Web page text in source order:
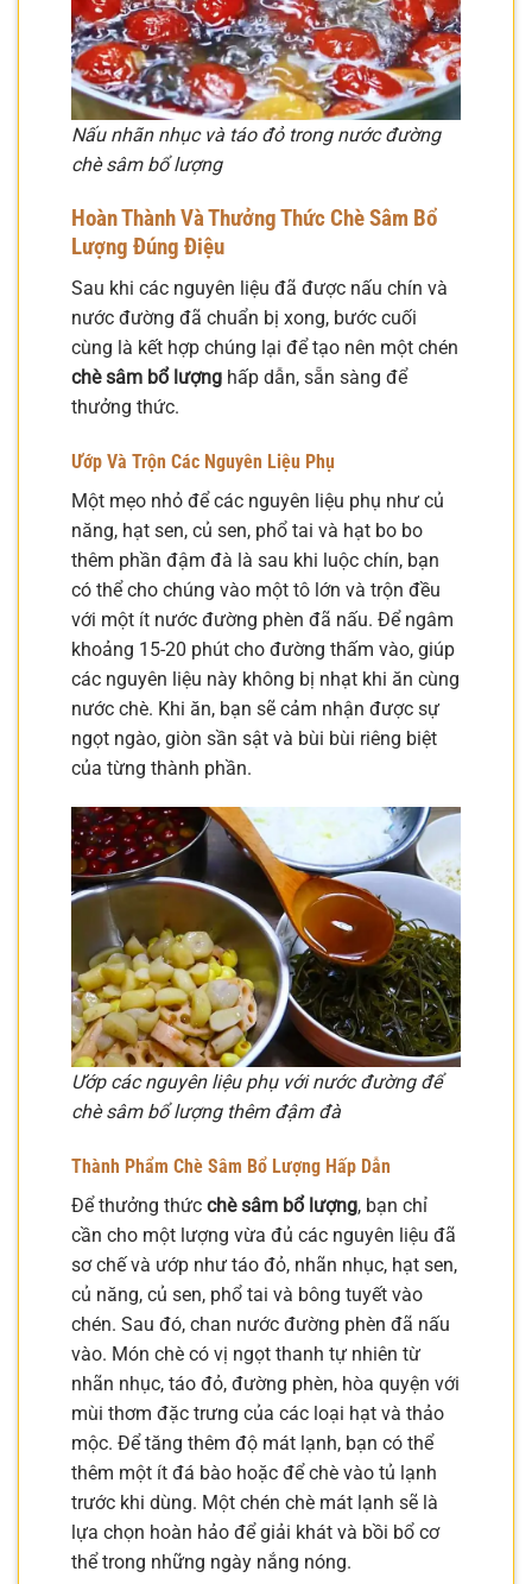
Nấu nhãn nhục và táo đỏ trong nước đường
chè sâm bổ lượng
Hoàn Thành Và Thưởng Thức Chè Sâm Bổ
Lượng Đúng Điệu
Sau khi các nguyên liệu đã được nấu chín và
nước đường đã chuẩn bị xong, bước cuối
cùng là kết hợp chúng lại để tạo nên một chén
chè sâm bổ lượng hấp dẫn, sẵn sàng để
thưởng thức.
Ướp Và Trộn Các Nguyên Liệu Phụ
Một mẹo nhỏ để các nguyên liệu phụ như củ
năng, hạt sen, củ sen, phổ tai và hạt bo bo
thêm phần đậm đà là sau khi luộc chín, bạn
có thể cho chúng vào một tô lớn và trộn đều
với một ít nước đường phèn đã nấu. Để ngâm
khoảng 15-20 phút cho đường thấm vào, giúp
các nguyên liệu này không bị nhạt khi ăn cùng
nước chè. Khi ăn, bạn sẽ cảm nhận được sự
ngọt ngào, giòn sần sật và bùi bùi riêng biệt
của từng thành phần.
Ướp các nguyên liệu phụ với nước đường để
chè sâm bổ lượng thêm đậm đà
Thành Phẩm Chè Sâm Bổ Lượng Hấp Dẫn
Để thưởng thức chè sâm bổ lượng, bạn chỉ
cần cho một lượng vừa đủ các nguyên liệu đã
sơ chế và ướp như táo đỏ, nhãn nhục, hạt sen,
củ năng, củ sen, phổ tai và bông tuyết vào
chén. Sau đó, chan nước đường phèn đã nấu
vào. Món chè có vị ngọt thanh tự nhiên từ
nhãn nhục, táo đỏ, đường phèn, hòa quyện với
mùi thơm đặc trưng của các loại hạt và thảo
mộc. Để tăng thêm độ mát lạnh, bạn có thể
thêm một ít đá bào hoặc để chè vào tủ lạnh
trước khi dùng. Một chén chè mát lạnh sẽ là
lựa chọn hoàn hảo để giải khát và bồi bổ cơ
thể trong những ngày nắng nóng.